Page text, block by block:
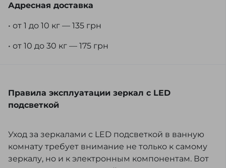
Адресная доставка
• от 1 до 10 кг — 135 грн
• от 10 до 30 кг — 175 грн
Правила эксплуатации зеркал с LED
подсветкой
Уход за зеркалами с LED подсветкой в ванную
комнату требует внимание не только к самому
зеркалу, но и к электронным компонентам. Вот